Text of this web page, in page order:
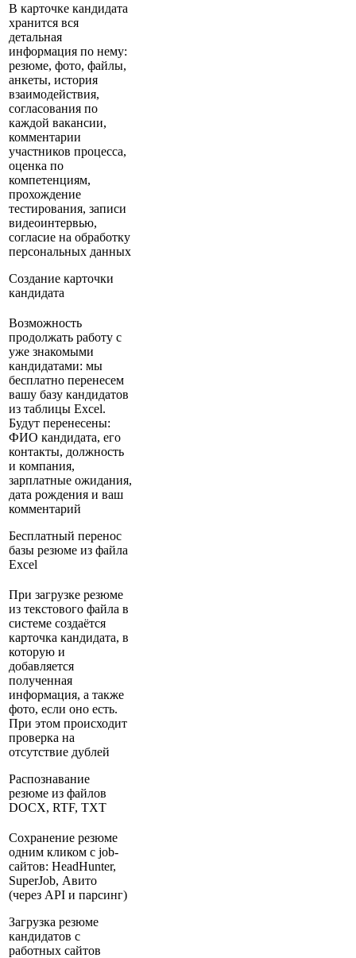
В карточке кандидата
хранится вся
детальная
информация по нему:
резюме, фото, файлы,
анкеты, история
взаимодействия,
согласования по
каждой вакансии,
комментарии
участников процесса,
оценка по
компетенциям,
прохождение
тестирования, записи
видеоинтервью,
согласие на обработку
персональных данных
Создание карточки
кандидата
Возможность
продолжать работу с
уже знакомыми
кандидатами: мы
бесплатно перенесем
вашу базу кандидатов
из таблицы Excel.
Будут перенесены:
ФИО кандидата, его
контакты, должность
и компания,
зарплатные ожидания,
дата рождения и ваш
комментарий
Бесплатный перенос
базы резюме из файла
Excel
При загрузке резюме
из текстового файла в
системе создаётся
карточка кандидата, в
которую и
добавляется
полученная
информация, а также
фото, если оно есть.
При этом происходит
проверка на
отсутствие дублей
Распознавание
резюме из файлов
DOCX, RTF, TXT
Сохранение резюме
одним кликом с job-
сайтов: HeadHunter,
SuperJob, Авито
(через API и парсинг)
Загрузка резюме
кандидатов с
работных сайтов